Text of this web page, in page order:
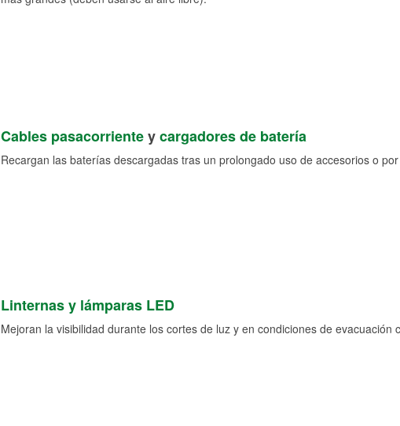
Cables pasacorrienteycargadores de batería
Recargan las baterías descargadas tras un prolongado uso de accesorios o
Linternas y lámparas LED
Mejoran la visibilidad durante los cortes de luz y en condiciones de evacuación